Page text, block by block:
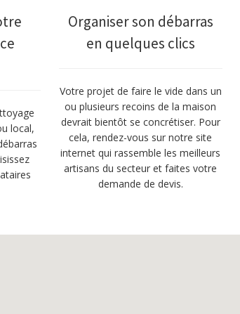
local,
Organiser son débarras
en quelques clics
Votre projet de faire le vide dans un
ou plusieurs recoins de la maison
devrait bientôt se concrétiser. Pour
cela, rendez-vous sur notre site
internet qui rassemble les meilleurs
artisans du secteur et faites votre
demande de devis.